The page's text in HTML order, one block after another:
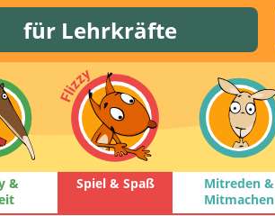
für Lehrkräfte
&
Spiel & Spaß
Mitreden &
Mitmachen